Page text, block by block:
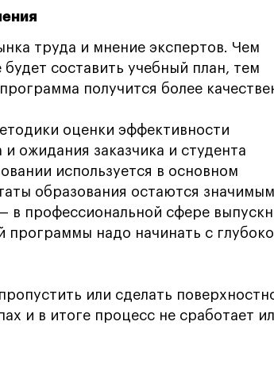
труда и мнение экспертов. Чем
составить учебный план, тем
получится более
оценки эффективности
ожидания заказчика и студента
используется в основном
образования остаются
в профессиональной сфере
программы надо начинать с
или сделать
и в итоге процесс не сработает